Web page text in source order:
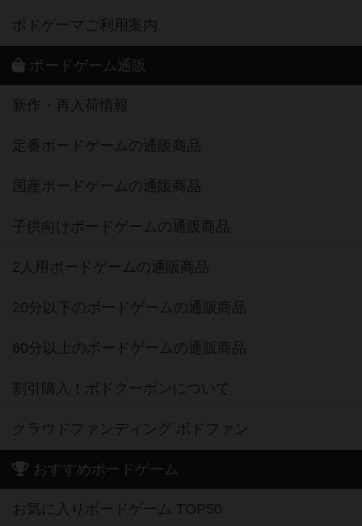
ボドゲーマご利用案内
ボードゲーム通販
新作・再入荷情報
定番ボードゲームの通販商品
国産ボードゲームの通販商品
子供向けボードゲームの通販商品
2人用ボードゲームの通販商品
20分以下のボードゲームの通販商品
60分以上のボードゲームの通販商品
割引購入！ボドクーポンについて
クラウドファンディング ボドファン
おすすめボードゲーム
お気に入りボードゲーム TOP50